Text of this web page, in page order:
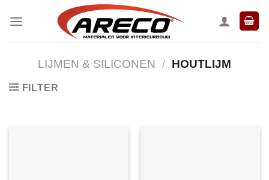
naar
LIJMEN & SILICONEN / HOUTLIJM
FILTER